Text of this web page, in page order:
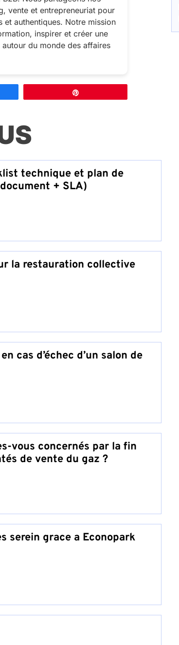
vente et entrepreneuriat pour
et authentiques. Notre mission
inspirer et créer une
autour du monde des affaires
technique et plan de
+ SLA)
la restauration collective
cas d’échec d’un salon de
vous concernés par la fin
de vente du gaz ?
serein grace a Econopark